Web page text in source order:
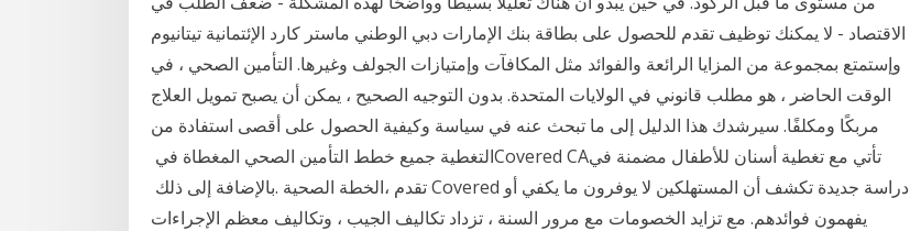
الاقتصاد - لا يمكنك توظيف تقدم للحصول على بطاقة بنك الإمارات دبي الوطني ماستر كارد الإئتمانية تيتانيوم
وإستمتع بمجموعة من المزايا الرائعة والفوائد مثل المكافآت وإمتيازات الجولف وغيرها. التأمين الصحي ، في
الوقت الحاضر ، هو مطلب قانوني في الولايات المتحدة. بدون التوجيه الصحيح ، يمكن أن يصبح تمويل العلاج
مربكًا ومكلفًا. سيرشدك هذا الدليل إلى ما تبحث عنه في سياسة وكيفية الحصول على أقصى استفادة من
يفهمون فوائدهم. مع تزايد الخصومات مع مرور السنة ، تزداد تكاليف الجيب ، وتكاليف معظم الإجراءات